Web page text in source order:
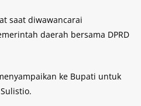
saat diwawancarai
daerah bersama DPRD
ke Bupati untuk